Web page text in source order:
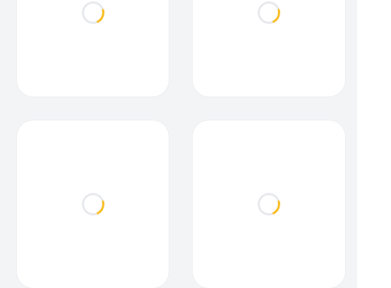
Loading... Loading...
Loading... Loading...